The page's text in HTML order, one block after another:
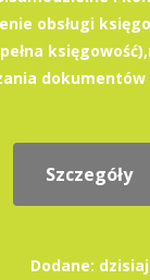
obsługi
dokumentów
Szczegóły
Dodane: dzisiaj